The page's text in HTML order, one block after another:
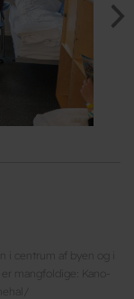
i centrum af byen og i
mangfoldige: Kano-